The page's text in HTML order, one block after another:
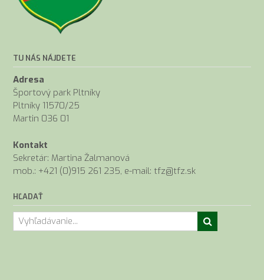
TU NÁS NÁJDETE
Adresa
Športový park Pltníky
Pltníky 11570/25
Martin 036 01
Kontakt
Sekretár: Martina Žalmanová
mob.: +421 (0)915 261 235, e-mail: tfz@tfz.sk
HĽADAŤ